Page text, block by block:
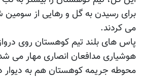
برای رسیدن به گل و رهایی از
می کردند.
پاس های بلند تیم کوهستان روی
هوشیاری مدافعان انصاری مهار می
محوطه جریمه کوهستان هم به دیوار